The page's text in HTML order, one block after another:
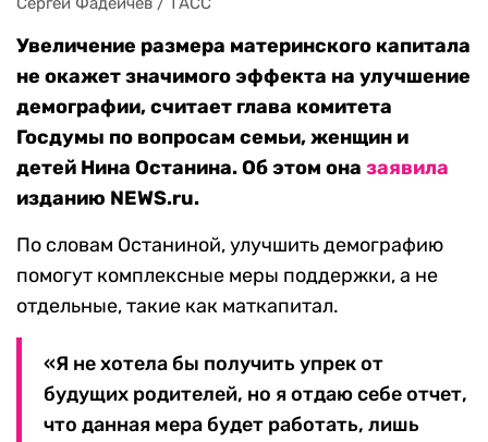
Увеличение размера материнского капитала
не окажет значимого эффекта на улучшение
демографии, считает глава комитета
Госдумы по вопросам семьи, женщин и
детей Нина Останина. Об этом она заявила
изданию NEWS.ru.
По словам Останиной, улучшить демографию
помогут комплексные меры поддержки, а не
отдельные, такие как маткапитал.
«Я не хотела бы получить упрек от
будущих родителей, но я отдаю себе отчет,
что данная мера будет работать, лишь